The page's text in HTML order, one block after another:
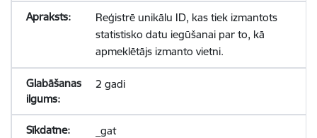
Reģistrē unikālu ID, kas tiek izmantots
statistisko datu iegūšanai par to, kā
apmeklētājs izmanto vietni.
2 gadi
_gat